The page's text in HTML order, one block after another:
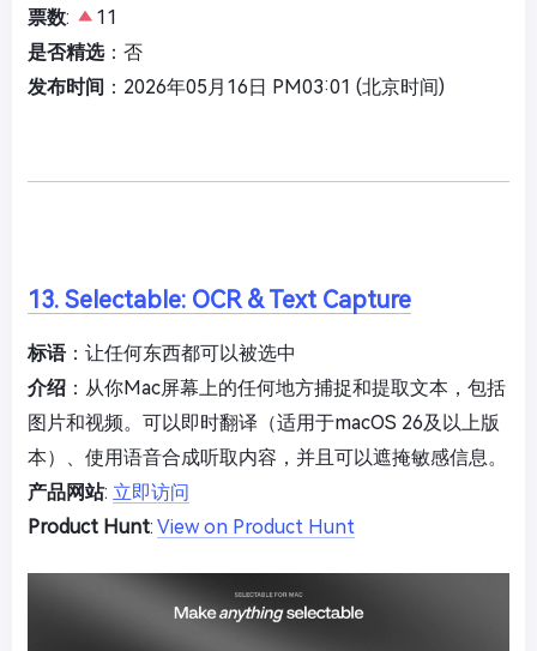
票数:
11
是否精选：否
发布时间 ：2026年05月16日 PM03:01 (北京时间)
13. Selectable: OCR & Text Capture
标语：让任何东西都可以被选中
介绍 ：从你Mac屏幕上的任何地方捕捉和提取文本，包括
图片和视频。可以即时翻译（适用于macOS 26及以上版
本）、使用语音合成听取内容，并且可以遮掩敏感信息。
产品网站: 立即访问
Product Hunt: View on Product Hunt